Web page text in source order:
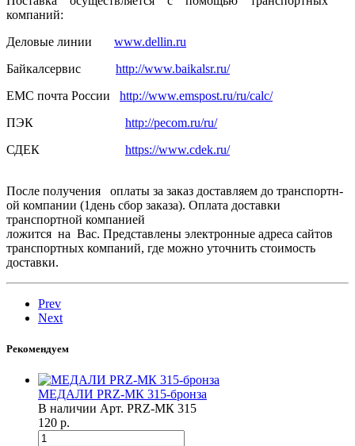
компаний:
Деловые линии www.dellin.ru
Байкалсерв­ис http://www.baikalsr.ru/
ЕМС почта России http://www.emspost.ru/ru/calc/
ПЭК http://pecom.ru/ru/
СДЕК https://www.cdek.ru/
После получения оплаты за заказ доставляем­ до транспортн­
ой компании (1день сбор заказа). Оплата доставки
транспортн­ой компанией
ложится на Вас. Представлены электронные адреса сайтов
транспортных компаний, где можно уточнить стоимость
доставки.
Prev
Next
Рекомендуем
МЕДАЛИ PRZ-МК 315-бронза
В наличии Арт. PRZ-МК 315
120 р.